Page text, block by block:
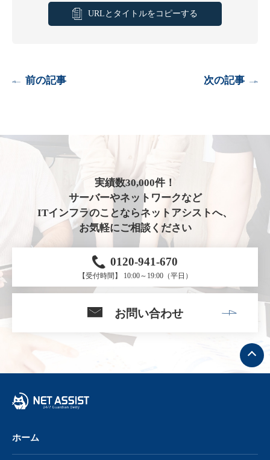
URLとタイトルをコピーする
前の記事 次の記事
実績数30,000件！
サーバーやネットワークなど
ITインフラのことならネットアシストへ、
お気軽にご相談ください
0120-941-670
【受付時間】 10:00～19:00（平日）
お問い合わせ
ト
ッ
プ
へ
ホーム